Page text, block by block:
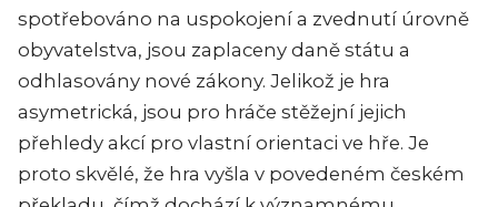
spotřebováno na uspokojení a zvednutí úrovně
obyvatelstva, jsou zaplaceny daně státu a
odhlasovány nové zákony. Jelikož je hra
asymetrická, jsou pro hráče stěžejní jejich
přehledy akcí pro vlastní orientaci ve hře. Je
proto skvělé, že hra vyšla v povedeném českém